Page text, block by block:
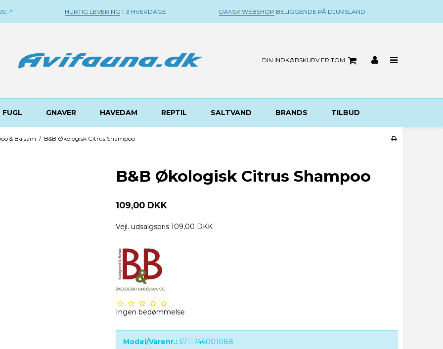
* HURTIG LEVERING 1-3 HVERDAGE DANSK WEBSHOP BELIGGENDE PÅ DJURSLAND
DIN INDKØBSKURV ER TOM
FUGL GNAVER HAVEDAM REPTIL SALTVAND BRANDS TILBUD
& Balsam / B&B Økologisk Citrus Shampoo
B&B Økologisk Citrus Shampoo
109,00 DKK
Vejl. udsalgspris 109,00 DKK
Ingen bedømmelse
Model/Varenr.: 5711746001088